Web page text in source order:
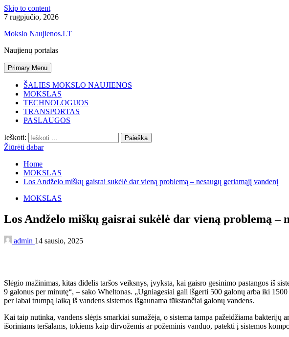
Skip to content
7 rugpjūčio, 2026
Mokslo Naujienos.LT
Naujienų portalas
Primary Menu
ŠALIES MOKSLO NAUJIENOS
MOKSLAS
TECHNOLOGIJOS
TRANSPORTAS
PASLAUGOS
Ieškoti:
Žiūrėti dabar
Home
MOKSLAS
Los Andželo miškų gaisrai sukėlė dar vieną problemą – nesaugų geriamąjį vandenį
MOKSLAS
Los Andželo miškų gaisrai sukėlė dar vieną problemą –
admin 14 sausio, 2025
Slėgio mažinimas, kitas didelis taršos veiksnys, įvyksta, kai gaisro gesinimo pastangos iš
9 galonus per minutę“, – sako Wheltonas. „Ugniagesiai gali išgerti 500 galonų arba iki
per labai trumpą laiką iš vandens sistemos išgaunama tūkstančiai galonų vandens.
Kai taip nutinka, vandens slėgis smarkiai sumažėja, o sistema tampa pažeidžiama bakterijų
išoriniams teršalams, tokiems kaip dirvožemis ar požeminis vanduo, patekti į sistemos